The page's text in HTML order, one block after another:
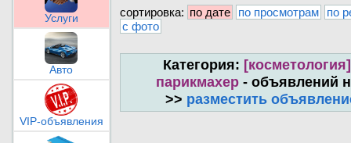
Услуги
Авто
VIP-объявления
сортировка: по дате по просмотрам
по
с фото
Категория:
парикмахер - объявлений
>> разместить